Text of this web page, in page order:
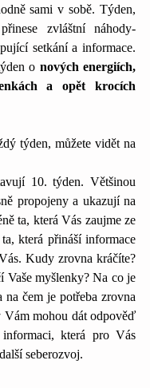
sami v sobě. Týden,
zvláštní náhody-
setkání a informace.
o nových energiích,
a opět krocích
týden, můžete vidět na
10. týden. Většinou
propojeny a ukazují na
ta, která Vás zaujme ze
která přináší informace
Kudy zrovna kráčíte?
Vaše myšlenky? Na co je
na čem je potřeba zrovna
Vám mohou dát odpověď
která pro Vás
seberozvoj.